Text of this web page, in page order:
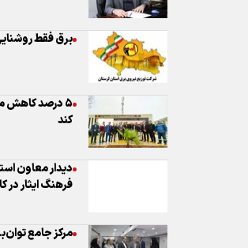
برق فقط
۵ درصد
کند
دیدار معاون
فرهنگ ایثار در
مرکز جامع